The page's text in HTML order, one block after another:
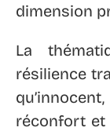
dimension
La
résilience
réconfort et